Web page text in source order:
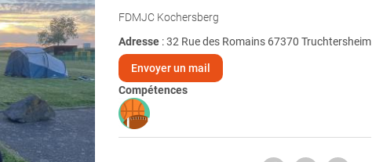
FDMJC Kochersberg
Adresse : 32 Rue des Romains 67370 Truchtersheim
Envoyer un mail
Compétences